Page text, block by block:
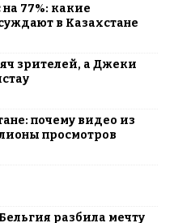
77%: какие
в Казахстане
зрителей, а Джеки
почему видео из
просмотров
разбила мечту